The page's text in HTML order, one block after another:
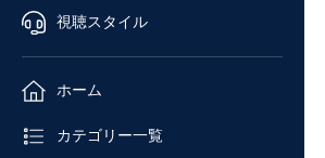
視聴スタイル
ホーム
カテゴリー一覧
セミナー
番号検索